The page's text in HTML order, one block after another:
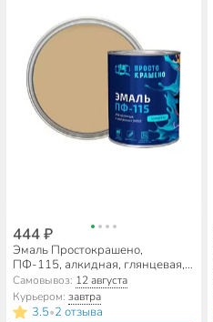
444 ₽
Эмаль Простокрашено,
ПФ-115, алкидная, глянцевая,
бежевая, 0.8 кг
Самовывоз: 12 августа
Курьером:завтра
3.5•2 отзыва